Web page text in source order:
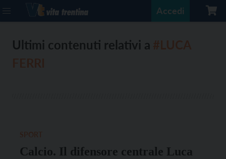
Accedi
Ultimi contenuti relativi a
Calcio. Il difensore centrale Luca